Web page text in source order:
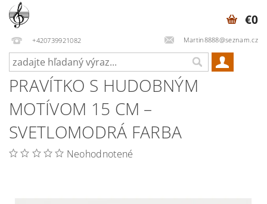
+420739921082 Martin8888@seznam.cz
€0
PRAVÍTKO S HUDOBNÝM
MOTÍVOM 15 CM –
SVETLOMODRÁ FARBA
Neohodnotené